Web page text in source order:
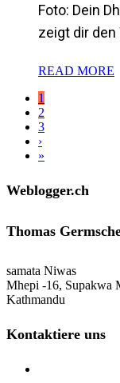
Foto: Dein
zeigt dir den
READ MORE
1
2
3
›
»
Weblogger.ch
Thomas
samata Niwas
Mhepi -16, Supakwa
Kathmandu
Kontaktiere uns